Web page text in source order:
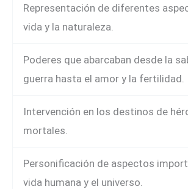
Representación de diferentes
vida y la naturaleza.
Poderes que abarcaban desde la
guerra hasta el amor y la fertilidad.
Intervención en los destinos de
mortales.
Personificación de aspectos
vida humana y el universo.